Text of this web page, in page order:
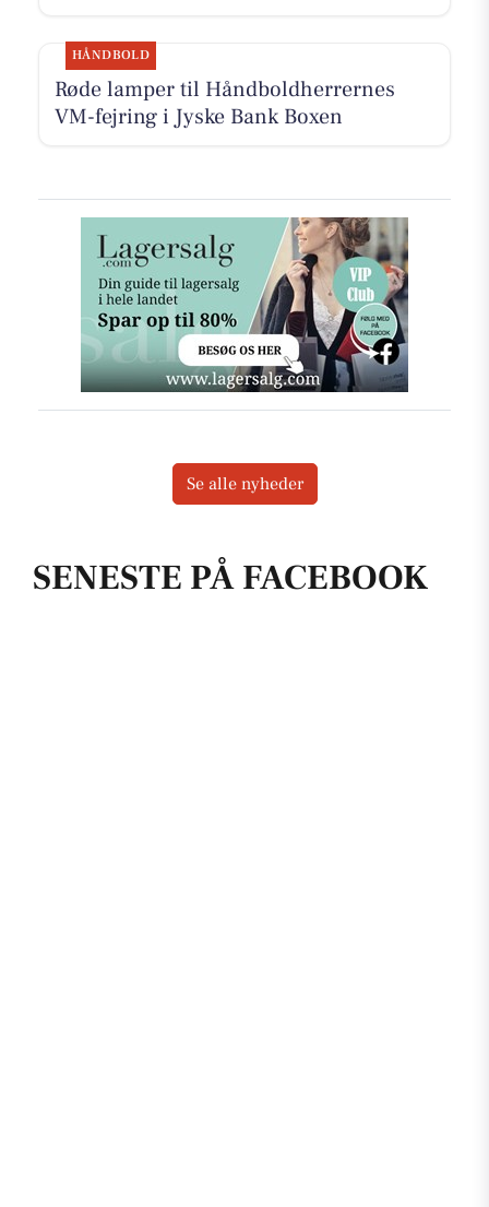
SENESTE PÅ FACEBOOK
HÅNDBOLD
Røde lamper til Håndboldherrernes
VM-fejring i Jyske Bank Boxen
Se alle nyheder